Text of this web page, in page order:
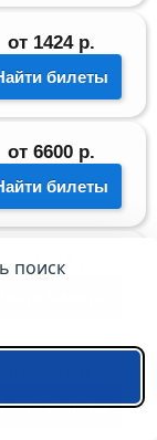
от 1424 р.
билеты
от 6600 р.
билеты
от1424
билеты
поиск